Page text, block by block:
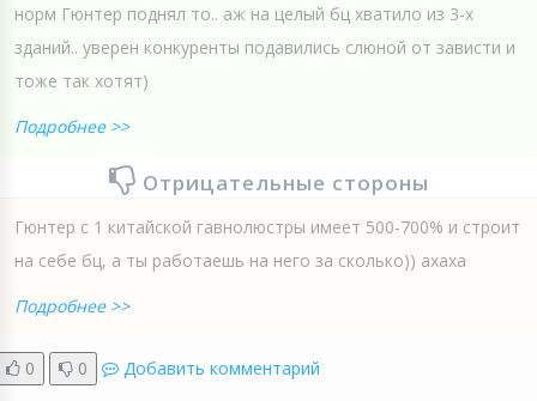
норм Гюнтер поднял то.. аж на целый бц хватило из 3-х
зданий.. уверен конкуренты подавились слюной от зависти и
тоже так хотят)
Подробнее >>
Отрицательные стороны
Гюнтер с 1 китайской гавнолюстры имеет 500-700% и строит
на себе бц, а ты работаешь на него за сколько)) ахаха
Подробнее >>
0 0 Добавить комментарий